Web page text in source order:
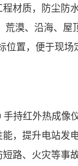
材质，防尘
漠、沿海、屋
置，便于现
手持红外热成像
，提升电站发
路、火灾等事